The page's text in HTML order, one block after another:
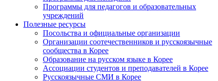
Программы для педагогов и образовательных
учреждений
Полезные ресурсы
Посольства и официальные организации
Организации соотечественников и русскоязычные
сообщества в Корее
Образование на русском языке в Корее
Ассоциации студентов и преподавателей в Корее
Русскоязычные СМИ в Корее